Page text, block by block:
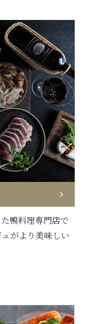
鴨料理専門店で
がより美味しい